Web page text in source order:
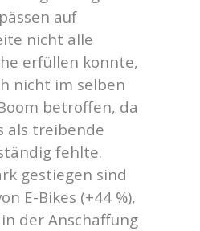
auf
nicht alle
erfüllen konnte,
nicht im selben
betroffen, da
als treibende
fehlte.
gestiegen sind
E-Bikes (+44 %),
der Anschaffung